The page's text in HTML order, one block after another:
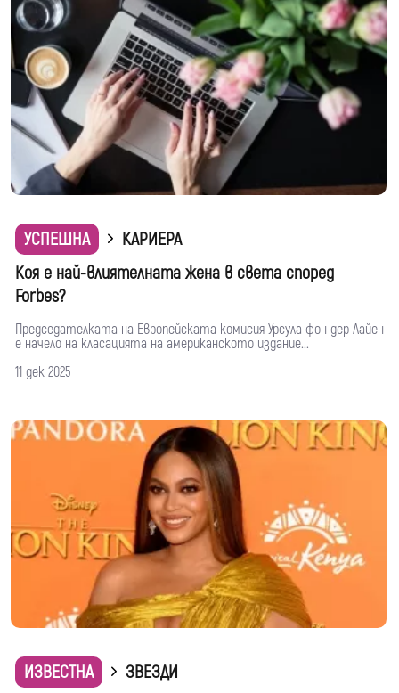
УСПЕШНА
КАРИЕРА
Коя е най-влиятелната жена в света според
Forbes?
Председателката на Европейската комисия Урсула фон дер Лайен
е начело на класацията на американското издание...
11 дек 2025
ИЗВЕСТНА
ЗВЕЗДИ